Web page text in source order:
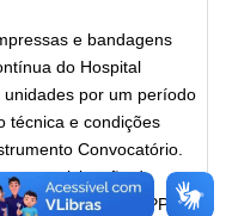
e bandagens
do Hospital
por um período
técnica e condições
Convocatório.
a participação de
porte ¿ EPP.